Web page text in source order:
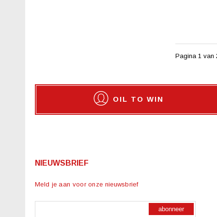
Pagina 1 van
OIL TO WIN
NIEUWSBRIEF
Meld je aan voor onze nieuwsbrief
abonneer